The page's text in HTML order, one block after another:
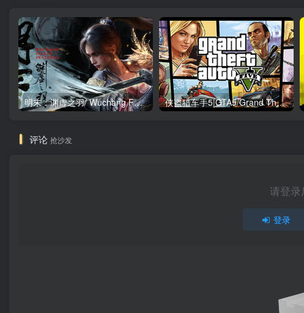
明末：渊虚之羽/ Wuchang Fallen Feathers v1.7 豪华版 送修改器 免安装中文版 侠盗猎车手5|GTA5/Grand Theft Auto V Enhanced v1158.13 增强版 送修改器 免安装中文版
评论 抢沙发
请登录
登录